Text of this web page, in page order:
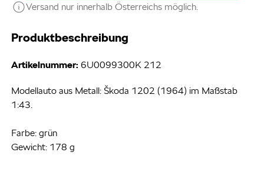
Produktbeschreibung
Artikelnummer: 6U0099300K 212
Modellauto aus Metall: Škoda 1202 (1964) im Maßstab
1:43.
Farbe: grün
Gewicht: 178 g
Versand nur innerhalb Österreichs möglich.